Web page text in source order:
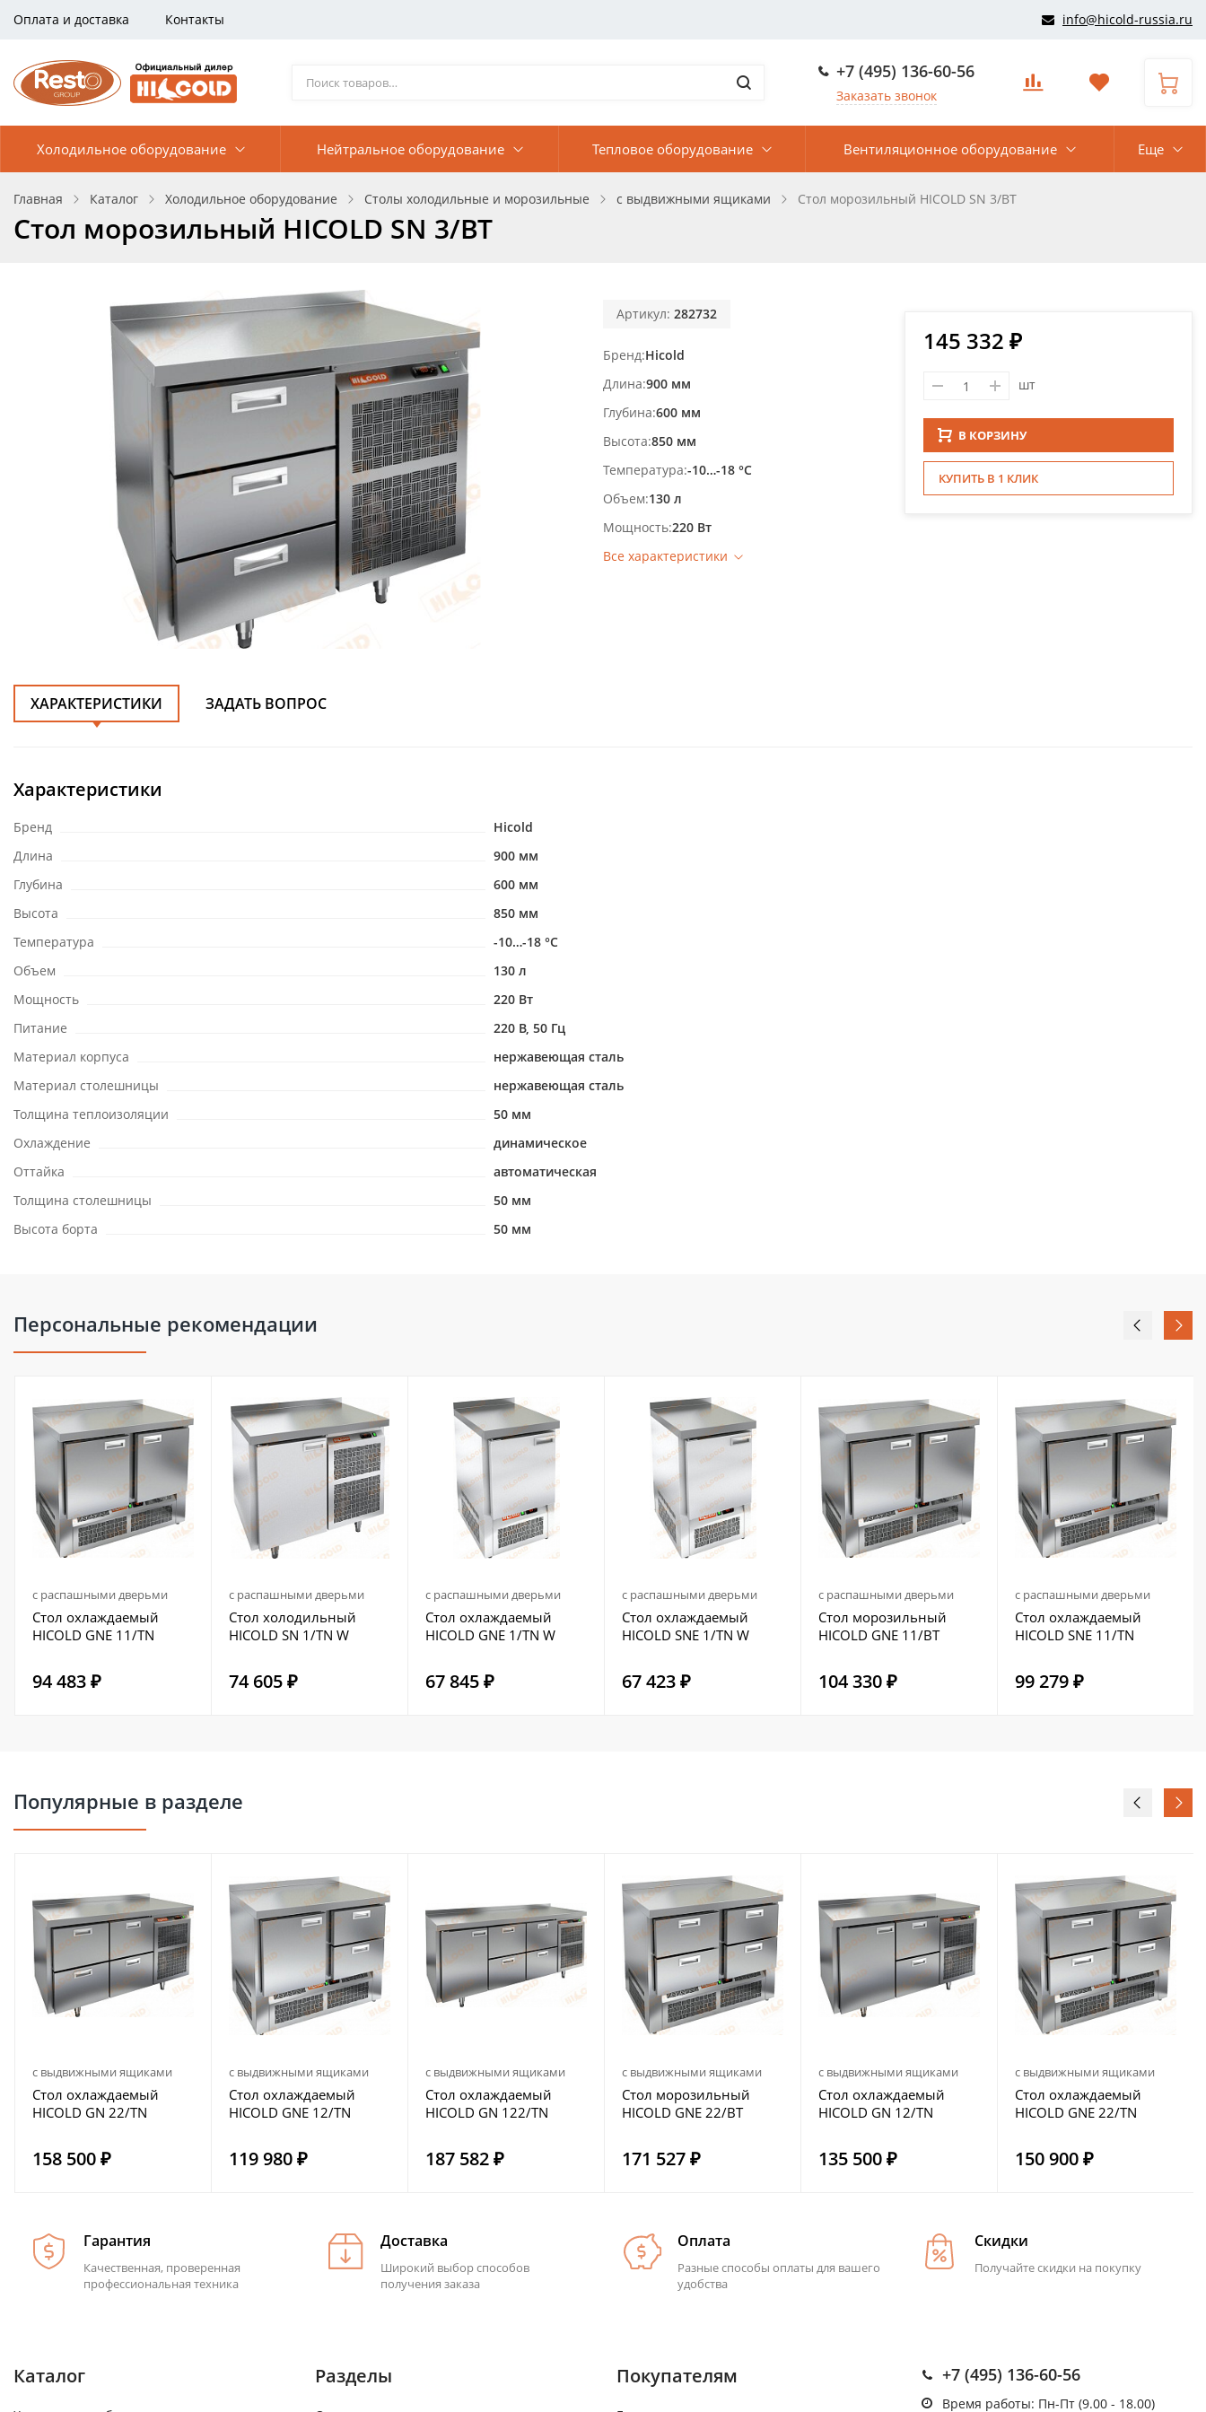
Оплата и доставка Контакты info@hicold-russia.ru
+7 (495) 136-60-56
Заказать звонок
Холодильное оборудование Нейтральное оборудование Тепловое оборудование Вентиляционное оборудование Еще
Главная Каталог Холодильное оборудование Столы холодильные и морозильные с выдвижными ящиками Стол морозильный HICOLD SN 3/BT
Стол морозильный HICOLD SN 3/BT
Артикул: 282732
Бренд Hicold
Длина 900 мм
Глубина 600 мм
Высота 850 мм
Температура -10…-18 °С
Объем 130 л
Мощность 220 Вт
Все характеристики
145 332 ₽
шт
В КОРЗИНУ
КУПИТЬ В 1 КЛИК
ХАРАКТЕРИСТИКИ ЗАДАТЬ ВОПРОС
Характеристики
Бренд
Hicold
Длина
900 мм
Глубина
600 мм
Высота
850 мм
Температура
-10…-18 °С
Объем
130 л
Мощность
220 Вт
Питание
220 В, 50 Гц
Материал корпуса
нержавеющая сталь
Материал столешницы
нержавеющая сталь
Толщина теплоизоляции
50 мм
Охлаждение
динамическое
Оттайка
автоматическая
Толщина столешницы
50 мм
Высота борта
50 мм
Персональные рекомендации
с распашными дверьми
Стол охлаждаемый
HICOLD GNE 11/TN
94 483 ₽
с распашными дверьми
Стол холодильный
HICOLD SN 1/TN W
74 605 ₽
с распашными дверьми
Стол охлаждаемый
HICOLD GNE 1/TN W
67 845 ₽
с распашными дверьми
Стол охлаждаемый
HICOLD SNE 1/TN W
67 423 ₽
с распашными дверьми
Стол морозильный
HICOLD GNE 11/BT
104 330 ₽
с распашными дверьми
Стол охлаждаемый
HICOLD SNE 11/TN
99 279 ₽
Популярные в разделе
с выдвижными ящиками
Стол охлаждаемый
HICOLD GN 22/TN
158 500 ₽
с выдвижными ящиками
Стол охлаждаемый
HICOLD GNE 12/TN
119 980 ₽
с выдвижными ящиками
Стол охлаждаемый
HICOLD GN 122/TN
187 582 ₽
с выдвижными ящиками
Стол морозильный
HICOLD GNE 22/BT
171 527 ₽
с выдвижными ящиками
Стол охлаждаемый
HICOLD GN 12/TN
135 500 ₽
с выдвижными ящиками
Стол охлаждаемый
HICOLD GNE 22/TN
150 900 ₽
Гарантия
Качественная, проверенная
профессиональная техника
Доставка
Широкий выбор способов
получения заказа
Оплата
Разные способы оплаты для вашего
удобства
Скидки
Получайте скидки на покупку
Каталог Разделы Покупателям +7 (495) 136-60-56
Время работы: Пн-Пт (9.00 - 18.00)